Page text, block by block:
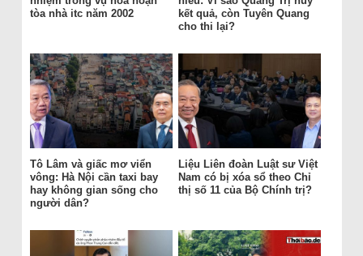
tòa nhà itc năm 2002
kết quả, còn Tuyên Quang
cho thi lại?
Tô Lâm và giấc mơ viển
vông: Hà Nội cần taxi bay
hay không gian sống cho
người dân?
Liệu Liên đoàn Luật sư Việt
Nam có bị xóa sổ theo Chỉ
thị số 11 của Bộ Chính trị?